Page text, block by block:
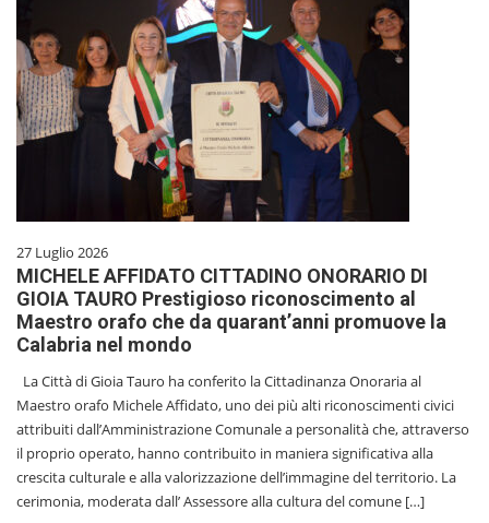
27 Luglio 2026
MICHELE AFFIDATO CITTADINO ONORARIO DI
GIOIA TAURO Prestigioso riconoscimento al
Maestro orafo che da quarant’anni promuove la
Calabria nel mondo
La Città di Gioia Tauro ha conferito la Cittadinanza Onoraria al
Maestro orafo Michele Affidato, uno dei più alti riconoscimenti civici
attribuiti dall’Amministrazione Comunale a personalità che, attraverso
il proprio operato, hanno contribuito in maniera significativa alla
crescita culturale e alla valorizzazione dell’immagine del territorio. La
cerimonia, moderata dall’ Assessore alla cultura del comune […]